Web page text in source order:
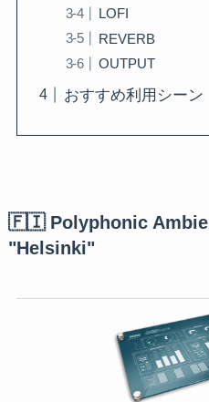
LOFI
REVERB
OUTPUT
おすすめ利用シーン
🇫🇮 Polyphonic
"Helsinki"